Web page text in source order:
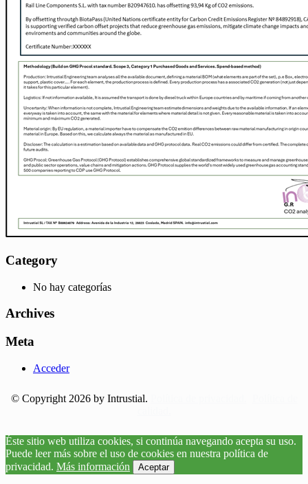
Category
No hay categorías
Archives
Meta
Acceder
© Copyright 2026 by Intrustial.
Éste sitio web utiliza cookies, si continúa navegando acepta su uso.
Puede leer más sobre el uso de cookies en nuestra política de
privacidad. Más información Aceptar